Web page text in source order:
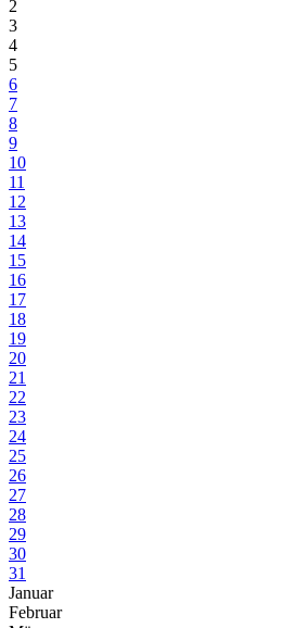
2
3
4
5
6
7
8
9
10
11
12
13
14
15
16
17
18
19
20
21
22
23
24
25
26
27
28
29
30
31
Januar
Februar